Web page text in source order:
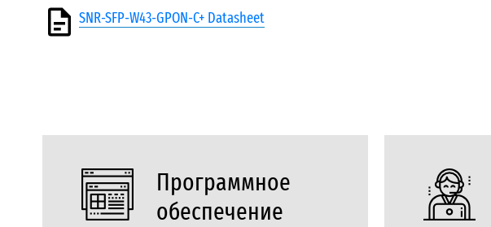
SNR-SFP-W43-GPON-C+ Datasheet
Программное
обеспечение